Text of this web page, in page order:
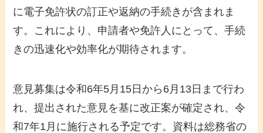
に電子免許状の訂正や返納の手続きが含まれま
す。これにより、申請者や免許人にとって、手続
きの迅速化や効率化が期待されます。
意見募集は令和6年5月15日から6月13日まで行わ
れ、提出された意見を基に改正案が確定され、令
和7年1月に施行される予定です。資料は総務省の